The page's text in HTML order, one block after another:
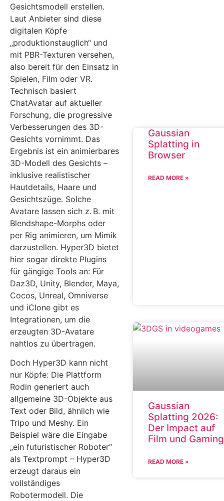
Gesichtsmodell erstellen.
Laut Anbieter sind diese
digitalen Köpfe
„produktionstauglich“ und
mit PBR-Texturen versehen,
also bereit für den Einsatz in
Spielen, Film oder VR.
Technisch basiert
ChatAvatar auf aktueller
Forschung, die progressive
Verbesserungen des 3D-
Gesichts vornimmt. Das
Ergebnis ist ein animierbares
3D-Modell des Gesichts –
inklusive realistischer
Hautdetails, Haare und
Gesichtszüge. Solche
Avatare lassen sich z. B. mit
Blendshape-Morphs oder
per Rig animieren, um Mimik
darzustellen. Hyper3D bietet
hier sogar direkte Plugins
für gängige Tools an: Für
Daz3D, Unity, Blender, Maya,
Cocos, Unreal, Omniverse
und iClone gibt es
Integrationen, um die
erzeugten 3D-Avatare
nahtlos zu übertragen.
Doch Hyper3D kann nicht
nur Köpfe: Die Plattform
Rodin generiert auch
allgemeine 3D-Objekte aus
Text oder Bild, ähnlich wie
Tripo und Meshy. Ein
Beispiel wäre die Eingabe
„ein futuristischer Roboter“
als Textprompt – Hyper3D
erzeugt daraus ein
vollständiges
Robotermodell. Die
Gaussian
Splatting in
Browser
READ MORE »
Gaussian
Splatting 2026:
Der Impact auf
Film und Gaming
READ MORE »